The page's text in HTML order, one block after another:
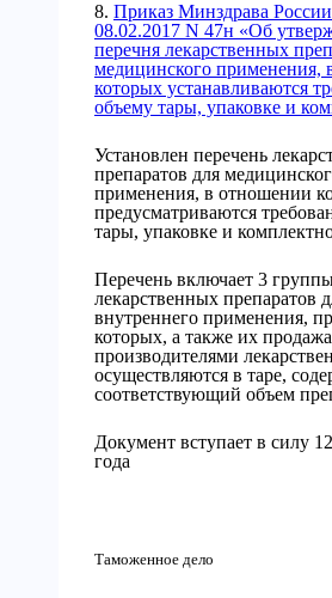
8. Приказ Минздрава
08.02.2017 N 47н «Об
перечня лекарственных
медицинского применения,
которых устанавливаются
объему тары, упаковке и
Установлен перечень
препаратов для
применения, в отношении
предусматриваются
тары, упаковке и
Перечень включает 3
лекарственных препаратов
внутреннего применения,
которых, а также их
производителями
осуществляются в таре,
соответствующий объем
Документ вступает в силу
года
Таможенное дело